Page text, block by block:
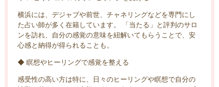
横浜には、デジャブや前世、チャネリングなどを専門にし
た占い師が多く在籍しています。 「当たる」と評判のサロ
ンを訪れ、自分の感覚の意味を紐解いてもらうことで、安
心感と納得が得られることも。
◆ 瞑想やヒーリングで感覚を整える
感受性の高い方は特に、日々のヒーリングや瞑想で自分の